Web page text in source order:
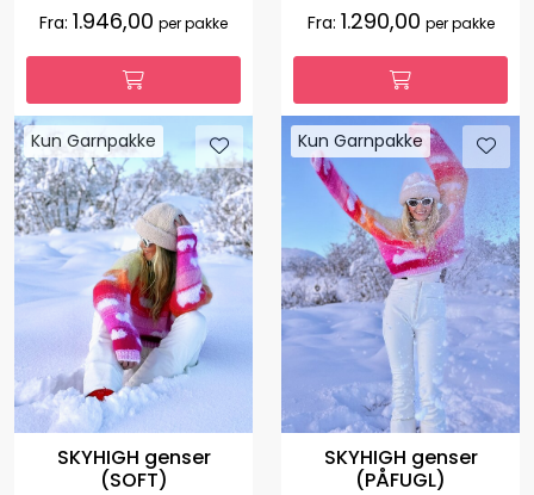
Fra: 1.946,00 per pakke Fra: 1.290,00 per pakke
Kun Garnpakke
SKYHIGH genser
(SOFT)
Kun Garnpakke
SKYHIGH genser
(PÅFUGL)